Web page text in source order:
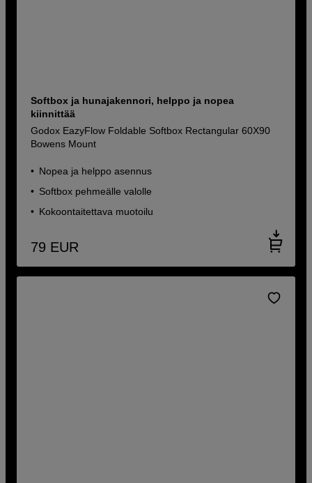
Softbox ja hunajakennori, helppo ja nopea
kiinnittää
Godox EazyFlow Foldable Softbox Rectangular 60X90
Bowens Mount
Nopea ja helppo asennus
Softbox pehmeälle valolle
Kokoontaitettava muotoilu
79 EUR